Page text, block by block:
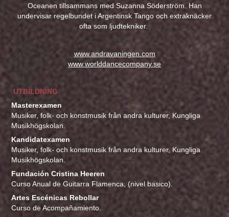
Oceanen tillsammans med Suzanna Söderström. Han
undervisar regelbundet i Argentinsk Tango och extraknäcker
ofta som ljudtekniker.
www.andravaningen.com
www.worlddancecompany.se
UTBILDNING
Masterexamen
Musiker, folk- och konstmusik från andra kulturer, Kungliga
Musikhögskolan.
Kandidatexamen
Musiker, folk- och konstmusik från andra kulturer, Kungliga
Musikhögskolan.
Fundación Cristina Heeren
Curso Anual de Guitarra Flamenca, (nivel basico).
Artes Escénicas Rebollar
Curso de Acompañamiento.